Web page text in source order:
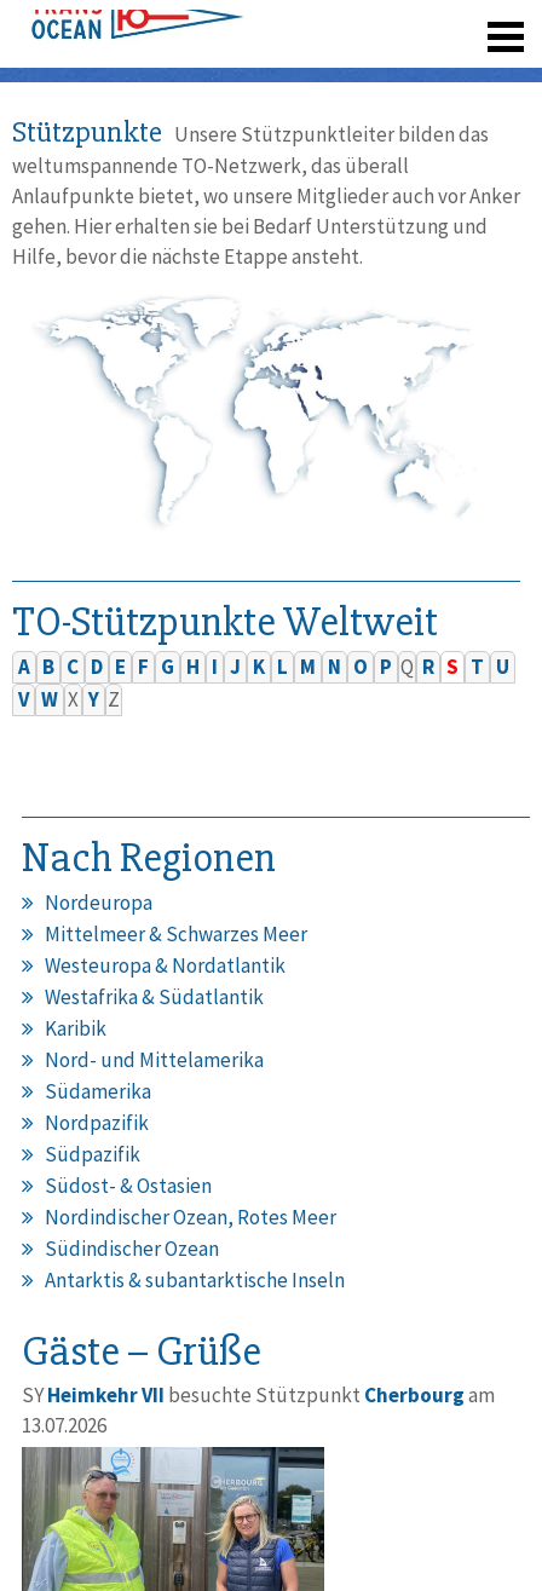
Stützpunkte Unsere Stützpunktleiter bilden das
weltumspannende TO-Netzwerk, das überall
Anlaufpunkte bietet, wo unsere Mitglieder auch vor Anker
gehen. Hier erhalten sie bei Bedarf Unterstützung und
Hilfe, bevor die nächste Etappe ansteht.
TO-Stützpunkte Weltweit
A B C D E F G H I J K L M N O P Q R S T U
V W X Y Z
Nach Regionen
Nordeuropa
Mittelmeer & Schwarzes Meer
Westeuropa & Nordatlantik
Westafrika & Südatlantik
Karibik
Nord- und Mittelamerika
Südamerika
Nordpazifik
Südpazifik
Südost- & Ostasien
Nordindischer Ozean, Rotes Meer
Südindischer Ozean
Antarktis & subantarktische Inseln
Gäste – Grüße
SYHeimkehr VII besuchte Stützpunkt Cherbourgam
13.07.2026